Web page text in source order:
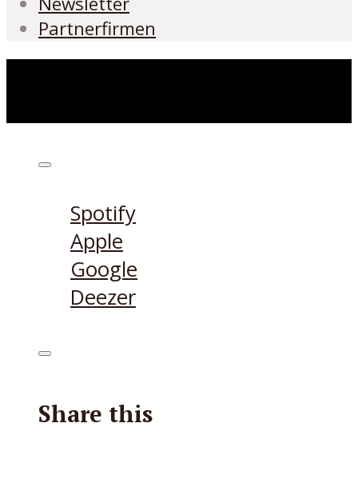
Partnerfirmen
Spotify
Apple
Google
Deezer
Share this